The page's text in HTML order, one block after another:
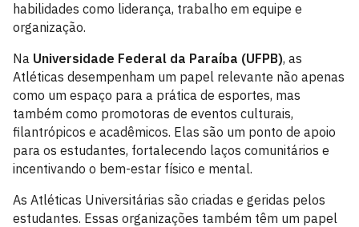
habilidades como liderança, trabalho em equipe e
organização.
Na Universidade Federal da Paraíba (UFPB), as
Atléticas desempenham um papel relevante não apenas
como um espaço para a prática de esportes, mas
também como promotoras de eventos culturais,
filantrópicos e acadêmicos. Elas são um ponto de apoio
para os estudantes, fortalecendo laços comunitários e
incentivando o bem-estar físico e mental.
As Atléticas Universitárias são criadas e geridas pelos
estudantes. Essas organizações também têm um papel